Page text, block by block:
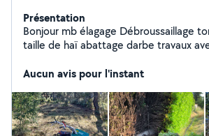
Présentation
Bonjour mb élagage Débroussaillage tontes de pelouse
taille de haï abattage darbe travaux
Aucun avis pour l'instant